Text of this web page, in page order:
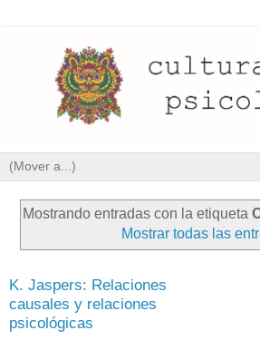
Mostrando entradas con la etiqueta
Mostrar todas las
K. Jaspers: Relaciones
causales y relaciones
psicológicas